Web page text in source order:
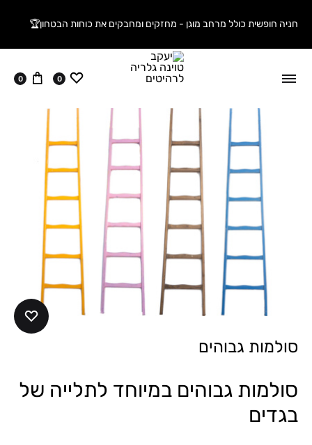
חניה חופשית כולל מרחב מוגן - מחזקים ומחבקים את כוחות הבטחון🏆
ווישליסט
0 עגלה
0
סולמות גבוהים
סולמות גבוהים במיוחד לתלייה של
בגדים